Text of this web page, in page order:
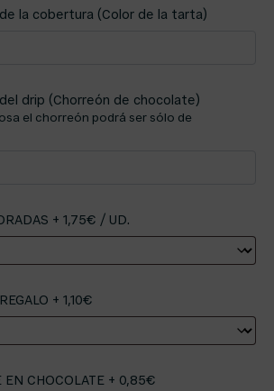
la cobertura (Color de la tarta)
drip (Chorreón de chocolate)
el chorreón podrá ser sólo de
+ 1,75€ / UD.
+ 1,10€
EN CHOCOLATE + 0,85€